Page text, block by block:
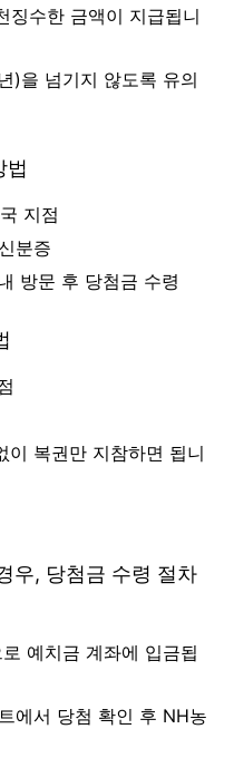
징수한 금액이 지급됩니
)을 넘기지 않도록 유의
법
지점
분증
방문 후 당첨금 수령
이 복권만 지참하면 됩니
우, 당첨금 수령 절차
예치금 계좌에 입금됩
에서 당첨 확인 후 NH농